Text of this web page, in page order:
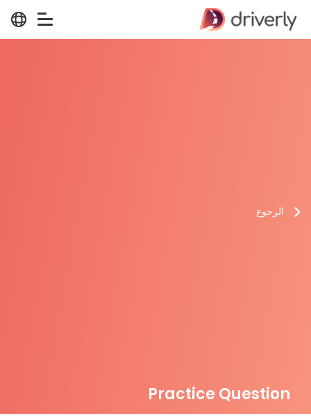
الرجوع
Practice Question